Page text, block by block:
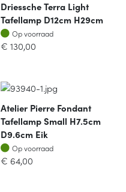
Driessche Terra Light
Tafellamp D12cm H29cm
Op voorraad
Op voorraad
€ 130,00
Atelier Pierre Fondant
Tafellamp Small H7.5cm
D9.6cm Eik
Op voorraad
Op voorraad
€ 64,00